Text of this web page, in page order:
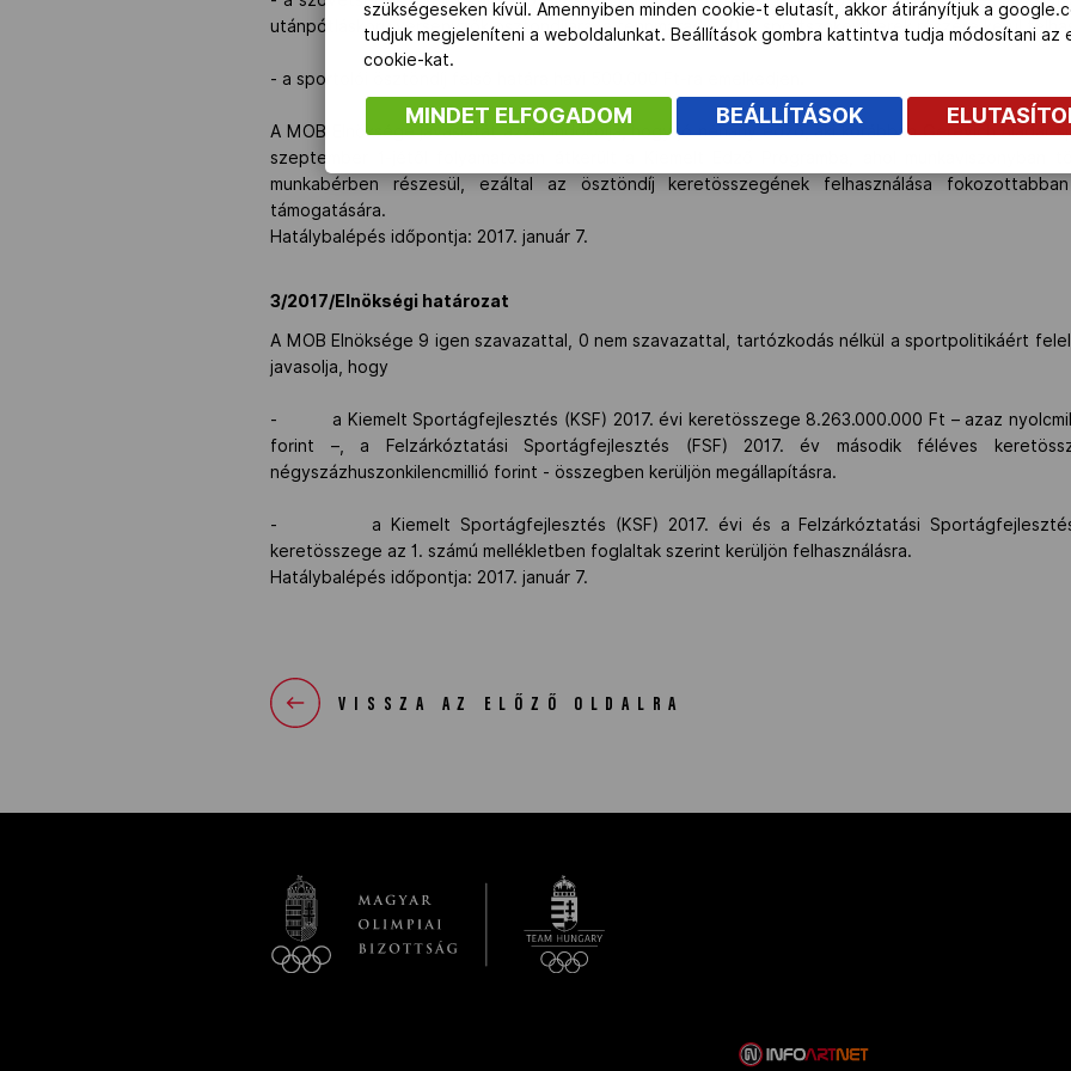
utánpótláskorú versenyzők ösztöndíjára, a fennmaradó 40 % sportszakemberek részére kerül
- a sportolói ösztöndíj felső határa havi 500.000 Ft-ra emelkedjen.
A MOB Elnöksége javaslatát azzal indokolja, hogy jó néhány edző, aki korábban Gerevich Aladár-
szeptember 1-jétől folyamatosan átkerült a Kiemelt Edző Programba, ahol munkaviszonyban
munkabérben részesül, ezáltal az ösztöndíj keretösszegének felhasználása
támogatására.
Hatálybalépés időpontja: 2017. január 7.
3/2017/Elnökségi határozat
A MOB Elnöksége 9 igen szavazattal, 0 nem szavazattal, tartózkodás nélkül a sportpolitikáért
javasolja, hogy
- a Kiemelt Sportágfejlesztés (KSF) 2017. évi keretösszege 8.263.000.000 Ft – azaz
forint –, a Felzárkóztatási Sportágfejlesztés (FSF) 2017. év második féléves
négyszázhuszonkilencmillió forint - összegben kerüljön megállapításra.
- a Kiemelt Sportágfejlesztés (KSF) 2017. évi és a Felzárkóztatási Sportágfejlesztés
keretösszege az 1. számú mellékletben foglaltak szerint kerüljön felhasználásra.
Hatálybalépés időpontja: 2017. január 7.
VISSZA AZ ELŐZŐ OLDALRA
szükségeseken kívül. Amennyiben minden cookie-t elutasít, akkor átirányítjuk a
tudjuk megjeleníteni a weboldalunkat. Beállítások gombra kattintva tudja módosítani
cookie-kat.
MINDET ELFOGADOM BEÁLLÍTÁSOK